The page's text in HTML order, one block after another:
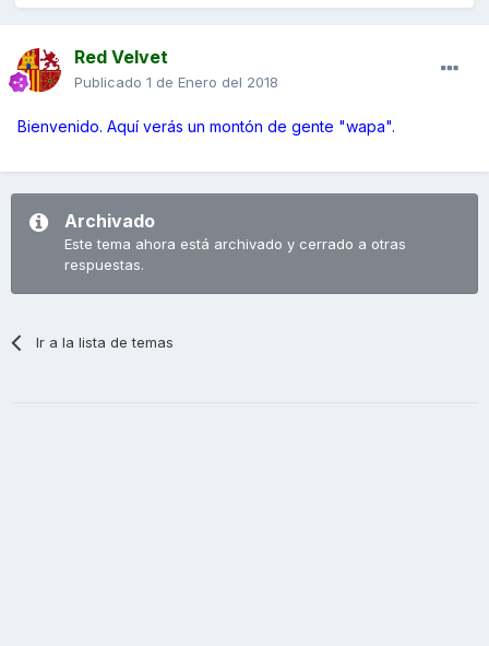
Red Velvet
Publicado 1 de Enero del 2018
Bienvenido. Aquí verás un montón de gente "wapa".
Archivado
Este tema ahora está archivado y cerrado a otras
respuestas.
Ir a la lista de temas